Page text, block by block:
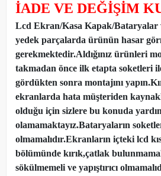
İADE VE DEĞİŞİM
Lcd Ekran/Kasa Kapak/Bataryalar
yedek parçalarda ürünün hasar
gerekmektedir.Aldığınız ürünleri
takmadan önce ilk etapta soketleri ile
gördükten sonra montajını
ekranlarda hata müşteriden
olduğu için sizlere bu konuda
olamamaktayız.Bataryaların
olmamalıdır.Ekranların içteki lcd
bölümünde kırık,çatlak
sökülmemeli ve yapıştırıcı